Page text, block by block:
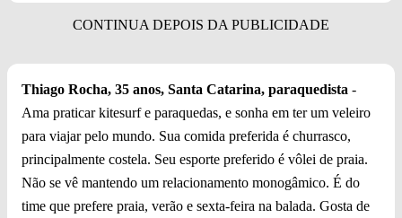
Thiago Rocha, 35 anos, Santa Catarina, paraquedista -
Ama praticar kitesurf e paraquedas, e sonha em ter um veleiro
para viajar pelo mundo. Sua comida preferida é churrasco,
principalmente costela. Seu esporte preferido é vôlei de praia.
Não se vê mantendo um relacionamento monogâmico. É do
time que prefere praia, verão e sexta-feira na balada. Gosta de